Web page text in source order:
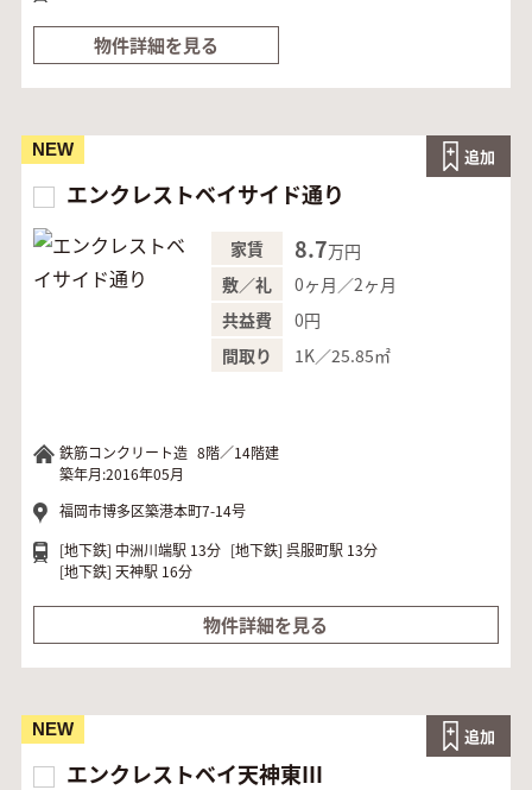
物件詳細を見る
エンクレストベイサイド通り
NEW 追加
家賃 8.7万円
敷／礼
0ヶ月／2ヶ月
共益費
0円
間取り
1K／25.85㎡
鉄筋コンクリート造 8階／14階建
築年月:2016年05月
福岡市博多区築港本町7-14号
[地下鉄] 中洲川端駅 13分 [地下鉄] 呉服町駅 13分
[地下鉄] 天神駅 16分
物件詳細を見る
エンクレストベイ天神東Ⅲ
NEW 追加